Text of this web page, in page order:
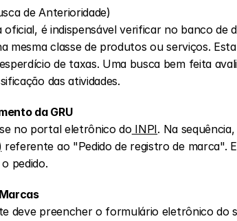
de Anterioridade)
é indispensável verificar no banco de
mesma classe de produtos ou serviços.
de taxas. Uma busca bem feita
das atividades.
da GRU
no portal eletrônico do INPI. Na
referente ao "Pedido de registro de marca".
pedido.
deve preencher o formulário eletrônico do